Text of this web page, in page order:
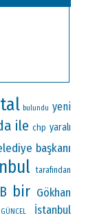
bulundu yeni
ile chp yaralı
başkanı
tarafından
bir Gökhan
GÜNCEL İstanbul